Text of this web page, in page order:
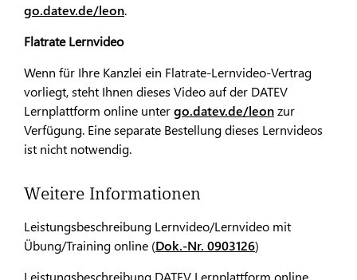
go.datev.de/leon.
Flatrate Lernvideo
Wenn für Ihre Kanzlei ein Flatrate-Lernvideo-Vertrag
vorliegt, steht Ihnen dieses Video auf der DATEV
Lernplattform online untergo.datev.de/leonzur
Verfügung. Eine separate Bestellung dieses Lernvideos
ist nicht notwendig.
Weitere Informationen
Leistungsbeschreibung Lernvideo/Lernvideo mit
Übung/Training online (Dok.-Nr. 0903126)